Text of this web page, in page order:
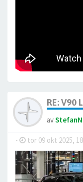
RE: V90
avStefanN
- tor 09 okt 2025,